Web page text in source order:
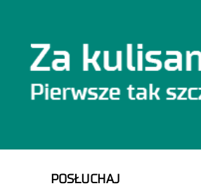
POSŁUCHAJ